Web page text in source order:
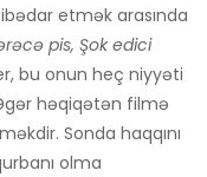
etmək arasında
pis, Şok edici
bu onun heç niyyəti
həqiqətən filmə
Sonda haqqını
olma